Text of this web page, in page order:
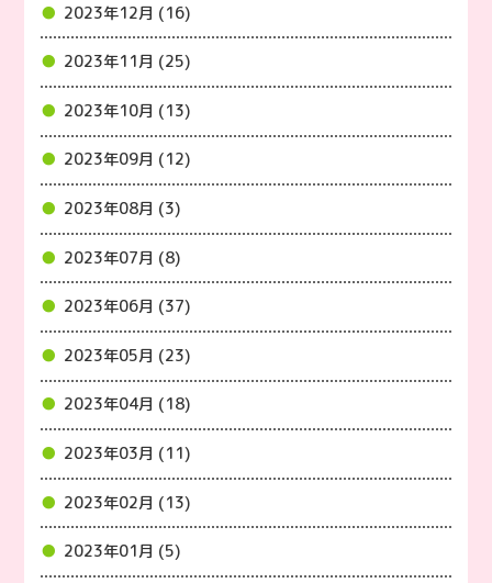
2023年12月 (16)
2023年11月 (25)
2023年10月 (13)
2023年09月 (12)
2023年08月 (3)
2023年07月 (8)
2023年06月 (37)
2023年05月 (23)
2023年04月 (18)
2023年03月 (11)
2023年02月 (13)
2023年01月 (5)